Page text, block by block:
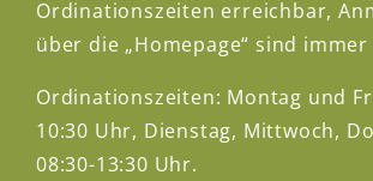
Ordinationszeiten erreichbar,
über die „Homepage“ sind
Ordinationszeiten: Montag und
10:30 Uhr, Dienstag, Mittwoch,
08:30-13:30 Uhr.